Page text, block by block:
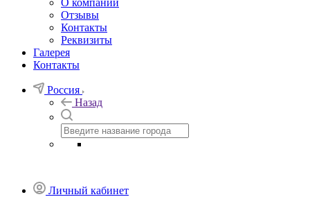
О компании
Отзывы
Контакты
Реквизиты
Галерея
Контакты
Россия
Назад
Личный кабинет